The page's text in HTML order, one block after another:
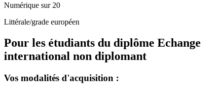
Numérique sur 20
Littérale/grade européen
Pour les étudiants du diplôme Echange
international non diplomant
Vos modalités d'acquisition :